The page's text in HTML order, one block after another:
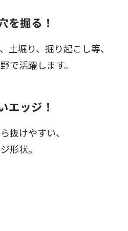
を掘る！
土堀り、掘り起こし等、
で活躍します。
エッジ！
抜けやすい、
形状。